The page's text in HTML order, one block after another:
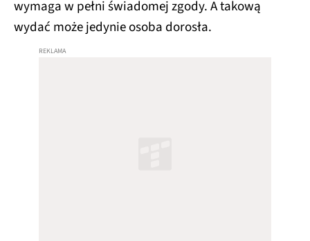
wymaga w pełni świadomej zgody. A takową
wydać może jedynie osoba dorosła.